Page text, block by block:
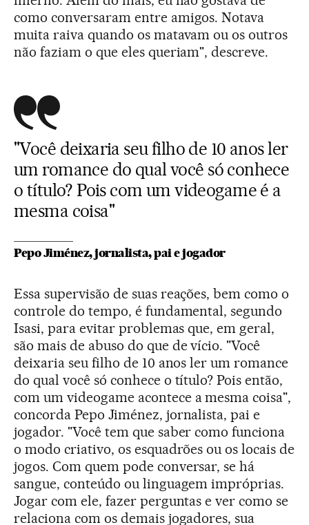
como conversaram entre amigos. Notava
muita raiva quando os matavam ou os outros
não faziam o que eles queriam", descreve.
"Você deixaria seu filho de 10 anos ler
um romance do qual você só conhece
o título? Pois com um videogame é a
mesma coisa"
Pepo Jiménez, jornalista, pai e jogador
Essa supervisão de suas reações, bem como o
controle do tempo, é fundamental, segundo
Isasi, para evitar problemas que, em geral,
são mais de abuso do que de vício. "Você
deixaria seu filho de 10 anos ler um romance
do qual você só conhece o título? Pois então,
com um videogame acontece a mesma coisa",
concorda Pepo Jiménez, jornalista, pai e
jogador. "Você tem que saber como funciona
o modo criativo, os esquadrões ou os locais de
jogos. Com quem pode conversar, se há
sangue, conteúdo ou linguagem impróprias.
Jogar com ele, fazer perguntas e ver como se
relaciona com os demais jogadores, sua